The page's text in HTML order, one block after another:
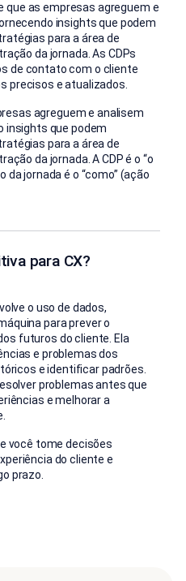
que as empresas agreguem e
insights que podem
para a área de
da jornada. As CDPs
de contato com o cliente
precisos e atualizados.
agreguem e analisem
insights que podem
para a área de
da jornada. A CDP é o “o
da jornada é o “como” (ação
para CX?
o uso de dados,
para prever o
futuros do cliente. Ela
e problemas dos
e identificar padrões.
problemas antes que
e melhorar a
você tome decisões
do cliente e
prazo.